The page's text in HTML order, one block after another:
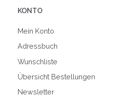
KONTO
Mein Konto
Adressbuch
Wunschliste
Übersicht Bestellungen
Newsletter